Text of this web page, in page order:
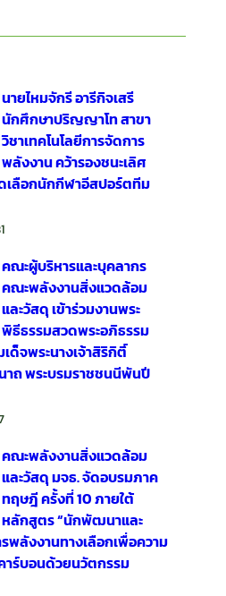
นายไหมจักรี อารีกิจเสรี
นักศึกษาปริญญาโท สาขา
วิชาเทคโนโลยีการจัดการ
พลังงาน คว้ารองชนะเลิศ
เลือกนักกีฬาอีสปอร์ตทีม
คณะผู้บริหารและบุคลากร
คณะพลังงานสิ่งแวดล้อม
และวัสดุ เข้าร่วมงานพระ
พิธีธรรมสวดพระอภิธรรม
ด็จพระนางเจ้าสิริกิติ์
าถ พระบรมราชชนนีพันปี
คณะพลังงานสิ่งแวดล้อม
และวัสดุ มจธ. จัดอบรมภาค
ทฤษฎี ครั้งที่ 10 ภายใต้
หลักสูตร “นักพัฒนาและ
พลังงานทางเลือกเพื่อความ
าร์บอนด้วยนวัตกรรม